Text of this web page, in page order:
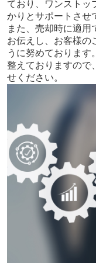
ており、ワンストッ
かりとサポートさせ
また、売却時に適用
お伝えし、お客様の
うに努めております
整えておりますので
せください。